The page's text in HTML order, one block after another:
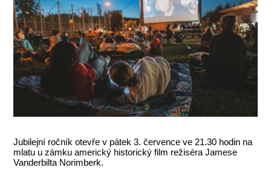
Jubilejní ročník otevře v pátek 3. července ve 21.30 hodin na
mlatu u zámku americký historický film režiséra Jamese
Vanderbilta Norimberk.